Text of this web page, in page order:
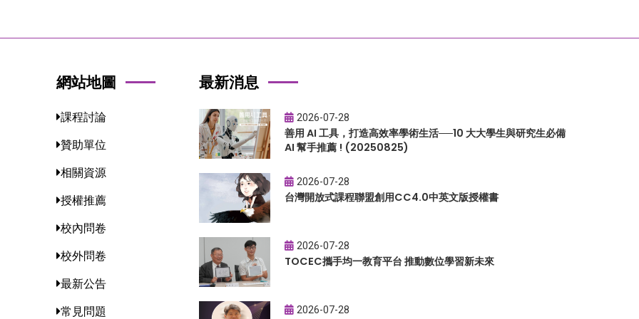
網站地圖
課程討論
贊助單位
相關資源
授權推薦
校內問卷
校外問卷
最新公告
常見問題
最新消息
2026-07-28
善用 AI 工具，打造高效率學術生活──10 大大學生與研究生必備
AI 幫手推薦 ! (20250825)
2026-07-28
台灣開放式課程聯盟創用CC4.0中英文版授權書
2026-07-28
TOCEC攜手均一教育平台 推動數位學習新未來
2026-07-28